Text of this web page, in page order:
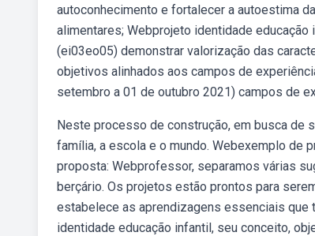
autoconhecimento e fortalecer a autoestima
alimentares; Webprojeto identidade educação
(ei03eo05) demonstrar valorização das
objetivos alinhados aos campos de
setembro a 01 de outubro 2021) campos de
Neste processo de construção, em busca de
família, a escola e o mundo. Webexemplo de
proposta: Webprofessor, separamos várias
berçário. Os projetos estão prontos para
estabelece as aprendizagens essenciais
identidade educação infantil, seu conceito,